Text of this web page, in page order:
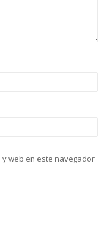
web en este navegador